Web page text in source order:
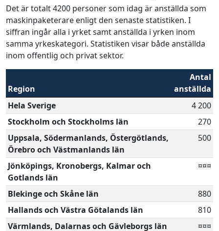
Det är totalt 4200 personer som idag är anställda som
maskinpaketerare enligt den senaste statistiken. I
siffran ingår alla i yrket samt anställda i yrken inom
samma yrkeskategori. Statistiken visar både anställda
inom offentlig och privat sektor.
Region
Antal
anställda
Hela Sverige
4 200
Stockholm och Stockholms län
270
Uppsala, Södermanlands, Östergötlands,
Örebro och Västmanlands län
500
Jönköpings, Kronobergs, Kalmar och
Gotlands län
¤¤¤
Blekinge och Skåne län
880
Hallands och Västra Götalands län
810
Värmlands, Dalarnas och Gävleborgs län
¤¤¤